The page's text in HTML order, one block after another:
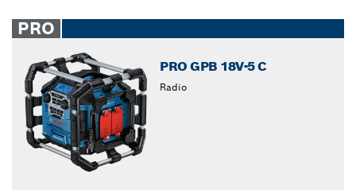
PRO
PRO GPB 18V-5 C
Radio